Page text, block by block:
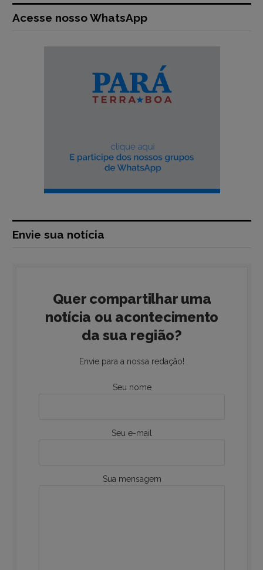
Acesse nosso WhatsApp
Envie sua notícia
Quer compartilhar uma
notícia ou acontecimento
da sua região?
Envie para a nossa redação!
Seu nome
Seu e-mail
Sua mensagem